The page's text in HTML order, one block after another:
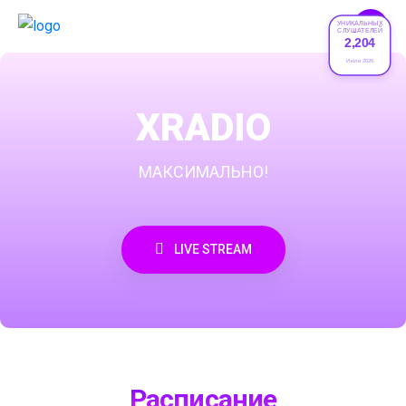
УНИКАЛЬНЫХ
СЛУШАТЕЛЕЙ
2,204
Июле 2026
XRADIO
МАКСИМАЛЬНО!
LIVE STREAM
Расписание